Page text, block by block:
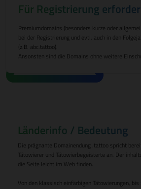
Für Registrierung
Premiumdomains (besonders kurze oder
bei der Registrierung und evtl. auch in den
(z.B. abc.tattoo).
Ansonsten sind die Domains ohne weitere
Länderinfo / Bedeutung
Die prägnante Domainendung .tattoo spricht
Tätowierer und Tätowierbegeisterte an. Der
die Seite leicht im Web finden.
Von den klassisch einfärbigen Tätowierungen, bis